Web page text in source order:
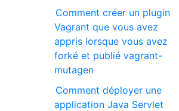
Comment créer un plugin
Vagrant que vous avez
appris lorsque vous avez
forké et publié vagrant-
mutagen
Comment déployer une
application Java Servlet